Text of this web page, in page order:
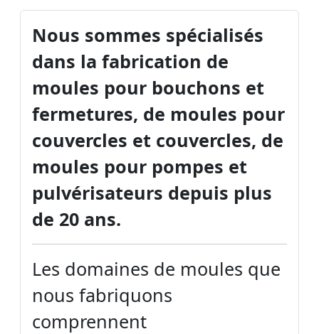
Nous sommes spécialisés
dans la fabrication de
moules pour bouchons et
fermetures, de moules pour
couvercles et couvercles, de
moules pour pompes et
pulvérisateurs depuis plus
de 20 ans.
Les domaines de moules que
nous fabriquons
comprennent